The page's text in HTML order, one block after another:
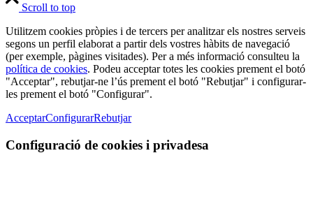
Scroll to top
Utilitzem cookies pròpies i de tercers per analitzar els nostres serveis
segons un perfil elaborat a partir dels vostres hàbits de navegació
(per exemple, pàgines visitades). Per a més informació consulteu la
política de cookies. Podeu acceptar totes les cookies prement el botó
"Acceptar", rebutjar-ne l’ús prement el botó "Rebutjar" i configurar-
les prement el botó "Configurar".
AcceptarConfigurarRebutjar
Configuració de cookies i privadesa